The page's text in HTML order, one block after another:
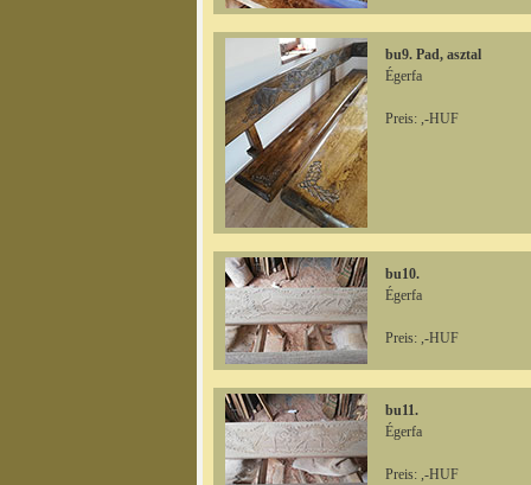
bu9. Pad, asztal
Égerfa
Preis: ,-HUF
bu10.
Égerfa
Preis: ,-HUF
bu11.
Égerfa
Preis: ,-HUF